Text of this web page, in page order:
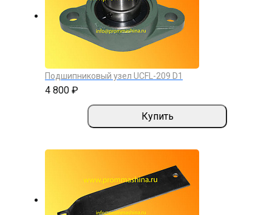
Подшипниковый узел UCFL-209 D1
4 800 ₽
Купить